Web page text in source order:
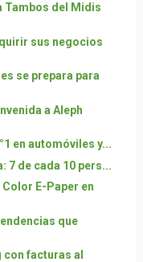
Tambos del Midis
sus negocios
se prepara para
a Aleph
en automóviles y...
7 de cada 10 pers...
E-Paper en
que
facturas al